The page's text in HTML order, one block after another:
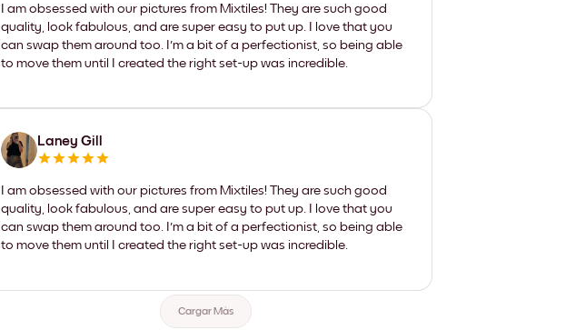
I am obsessed with our pictures from Mixtiles! They are such good
quality, look fabulous, and are super easy to put up. I love that you
can swap them around too. I'm a bit of a perfectionist, so being able
to move them until I created the right set-up was incredible.
Laney Gill
I am obsessed with our pictures from Mixtiles! They are such good
quality, look fabulous, and are super easy to put up. I love that you
can swap them around too. I'm a bit of a perfectionist, so being able
to move them until I created the right set-up was incredible.
Cargar Más